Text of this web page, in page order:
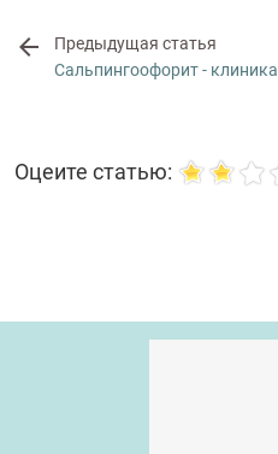
Предыдущая статья
Сальпингоофорит - клиника
Оцеите статью: